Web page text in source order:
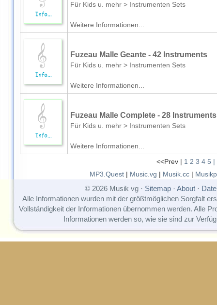
Für Kids u. mehr > Instrumenten Sets
Weitere Informationen...
Fuzeau Malle Geante - 42 Instruments
Für Kids u. mehr > Instrumenten Sets
Weitere Informationen...
Fuzeau Malle Complete - 28 Instruments
Für Kids u. mehr > Instrumenten Sets
Weitere Informationen...
<<Prev | 1 2 3 4 5 |
MP3.Quest| Music.vg | Musik.cc|
© 2026 Musik vg · Sitemap· About·
Alle Informationen wurden mit der größtmöglichen Sorgfalt
Vollständigkeit der Informationen übernommen werden. Alle
Informationen werden so, wie sie sind zur